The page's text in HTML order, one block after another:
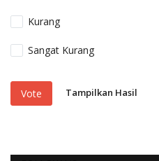
Kurang
Sangat Kurang
Vote Tampilkan Hasil